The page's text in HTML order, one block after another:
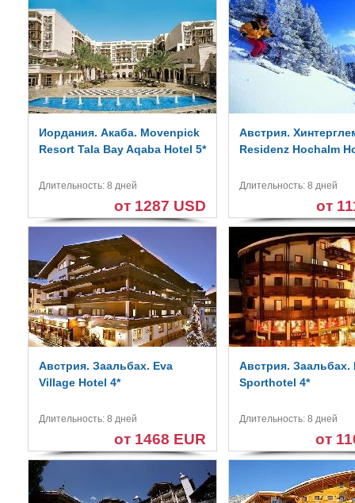
Иордания. Акаба. Movenpick
Resort Tala Bay Aqaba Hotel 5*
Длительность: 8 дней
от 1287 USD
Австрия.
Residenz Hochalm
Длительность: 8 дней
от
Австрия. Заальбах. Eva
Village Hotel 4*
Длительность: 8 дней
от 1468 EUR
Австрия. Заальбах.
Sporthotel 4*
Длительность: 8 дней
от